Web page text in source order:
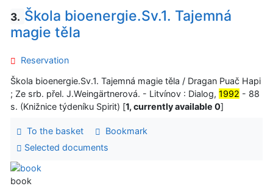
3. Škola bioenergie.Sv.1. Tajemná
magie těla
Reservation
Škola bioenergie.Sv.1. Tajemná magie těla / Dragan Puač Hapi
; Ze srb. přel. J.Weingärtnerová. - Litvínov : Dialog, 1992 - 88
s. (Knižnice týdeníku Spirit) [1, currently available 0]
To the basket
Bookmark
Selected documents
book